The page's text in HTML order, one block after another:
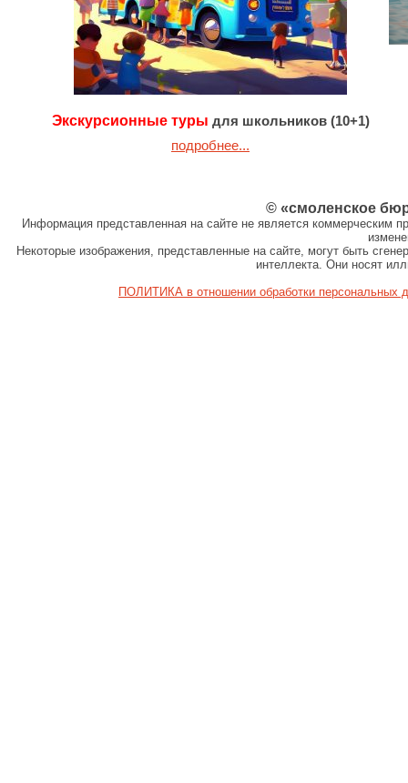
Экскурсионные туры для школьников (10+1)
подробнее...
© «смоленское
Информация представленная на сайте не является коммерческим
Некоторые изображения, представленные на сайте, могут быть
интеллекта. Они носят
ПОЛИТИКА в отношении обработки